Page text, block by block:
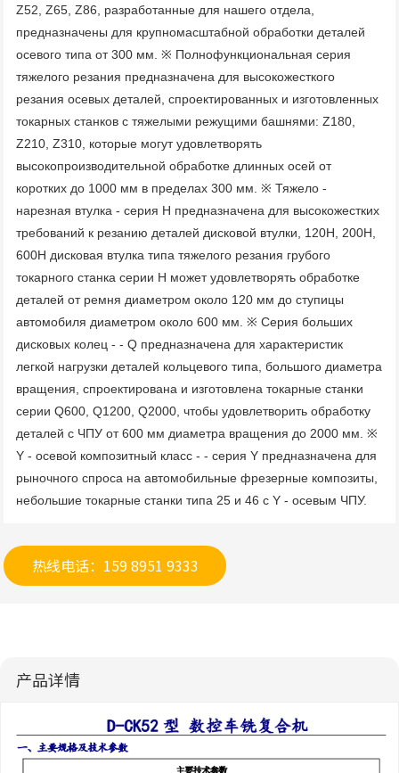
Z52, Z65, Z86, разработанные для нашего отдела,
предназначены для крупномасштабной обработки деталей
осевого типа от 300 мм. ※ Полнофункциональная серия
тяжелого резания предназначена для высокожесткого
резания осевых деталей, спроектированных и изготовленных
токарных станков с тяжелыми режущими башнями: Z180,
Z210, Z310, которые могут удовлетворять
высокопроизводительной обработке длинных осей от
коротких до 1000 мм в пределах 300 мм. ※ Тяжело -
нарезная втулка - серия H предназначена для высокожестких
требований к резанию деталей дисковой втулки, 120H, 200H,
600H дисковая втулка типа тяжелого резания грубого
токарного станка серии H может удовлетворять обработке
деталей от ремня диаметром около 120 мм до ступицы
автомобиля диаметром около 600 мм. ※ Серия больших
дисковых колец - - Q предназначена для характеристик
легкой нагрузки деталей кольцевого типа, большого диаметра
вращения, спроектирована и изготовлена токарные станки
серии Q600, Q1200, Q2000, чтобы удовлетворить обработку
деталей с ЧПУ от 600 мм диаметра вращения до 2000 мм. ※
Y - осевой композитный класс - - серия Y предназначена для
рыночного спроса на автомобильные фрезерные композиты,
небольшие токарные станки типа 25 и 46 с Y - осевым ЧПУ.
热线电话：159 8951 9333
产品详情